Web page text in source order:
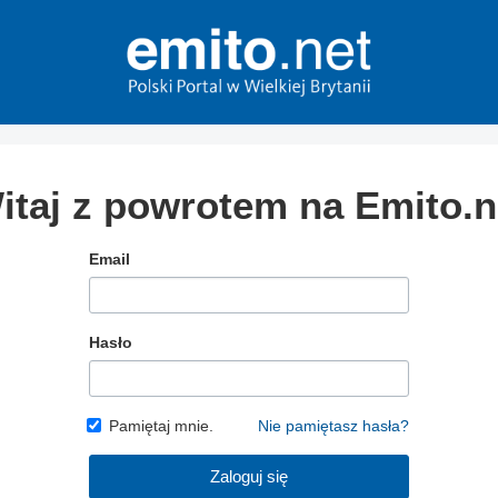
z powrotem na
Email
Hasło
Pamiętaj mnie. Nie pamiętasz hasła?
Zaloguj się